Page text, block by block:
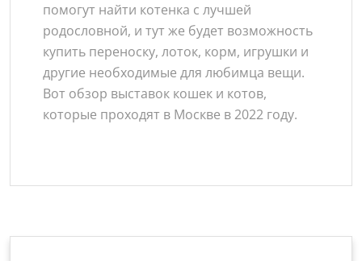
помогут найти котенка с лучшей
родословной, и тут же будет возможность
купить переноску, лоток, корм, игрушки и
другие необходимые для любимца вещи.
Вот обзор выставок кошек и котов,
которые проходят в Москве в 2022 году.